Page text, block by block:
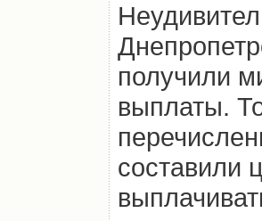
получили
выплаты.
составили